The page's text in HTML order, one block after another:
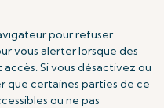
pour refuser
vous alerter lorsque des
Si vous désactivez ou
que certaines parties de ce
ou ne pas